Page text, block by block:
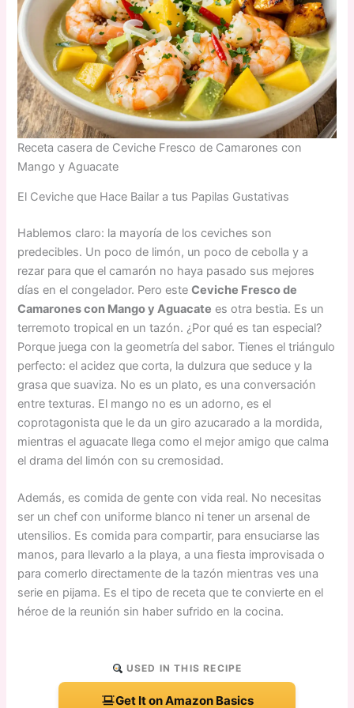
Receta casera de Ceviche Fresco de Camarones con
Mango y Aguacate
El Ceviche que Hace Bailar a tus Papilas Gustativas
Hablemos claro: la mayoría de los ceviches son
predecibles. Un poco de limón, un poco de cebolla y a
rezar para que el camarón no haya pasado sus mejores
días en el congelador. Pero esteCeviche Fresco de
Camarones con Mango y Aguacate es otra bestia. Es un
terremoto tropical en un tazón. ¿Por qué es tan especial?
Porque juega con la geometría del sabor. Tienes el triángulo
perfecto: el acidez que corta, la dulzura que seduce y la
grasa que suaviza. No es un plato, es una conversación
entre texturas. El mango no es un adorno, es el
coprotagonista que le da un giro azucarado a la mordida,
mientras el aguacate llega como el mejor amigo que calma
el drama del limón con su cremosidad.
Además, es comida de gente con vida real. No necesitas
ser un chef con uniforme blanco ni tener un arsenal de
utensilios. Es comida para compartir, para ensuciarse las
manos, para llevarlo a la playa, a una fiesta improvisada o
para comerlo directamente de la tazón mientras ves una
serie en pijama. Es el tipo de receta que te convierte en el
héroe de la reunión sin haber sufrido en la cocina.
USED IN THIS RECIPE
Get It on Amazon Basics